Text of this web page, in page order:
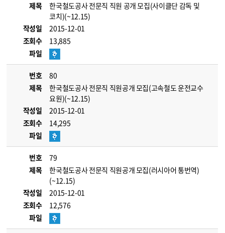
제목
한국철도공사 전문직 직원 공개 모집(사이클단 감독 및
코치)(~12.15)
작성일
2015-12-01
조회수
13,885
파일
번호
80
제목
한국철도공사 전문직 직원공개 모집(고속철도 운전교수
요원)(~12.15)
작성일
2015-12-01
조회수
14,295
파일
번호
79
제목
한국철도공사 전문직 직원공개 모집(러시아어 통번역)
(~12.15)
작성일
2015-12-01
조회수
12,576
파일